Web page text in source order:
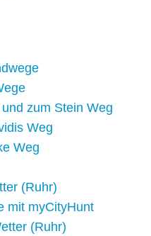
zum Stein Weg
Weg
Weg
(Ruhr)
mit myCityHunt
(Ruhr)